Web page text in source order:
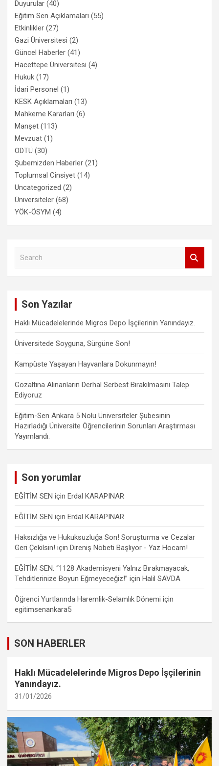
Duyurular (40)
Eğitim Sen Açıklamaları (55)
Etkinlikler (27)
Gazi Üniversitesi (2)
Güncel Haberler (41)
Hacettepe Üniversitesi (4)
Hukuk (17)
İdari Personel (1)
KESK Açıklamaları (13)
Mahkeme Kararları (6)
Manşet (113)
Mevzuat (1)
ODTÜ (30)
Şubemizden Haberler (21)
Toplumsal Cinsiyet (14)
Uncategorized (2)
Üniversiteler (68)
YÖK-ÖSYM (4)
Son Yazılar
Haklı Mücadelelerinde Migros Depo İşçilerinin Yanındayız.
Üniversitede Soyguna, Sürgüne Son!
Kampüste Yaşayan Hayvanlara Dokunmayın!
Gözaltına Alınanların Derhal Serbest Bırakılmasını Talep
Ediyoruz
Eğitim-Sen Ankara 5 Nolu Üniversiteler Şubesinin
Hazırladığı Üniversite Öğrencilerinin Sorunları Araştırması
Yayımlandı.
Son yorumlar
EĞİTİM SEN için Erdal KARAPINAR
EĞİTİM SEN için Erdal KARAPINAR
Haksızlığa ve Hukuksuzluğa Son! Soruşturma ve Cezalar
Geri Çekilsin! için Direniş Nöbeti Başlıyor - Yaz Hocam!
EĞİTİM SEN: “1128 Akademisyeni Yalnız Bırakmayacak,
Tehditlerinize Boyun Eğmeyeceğiz!” için Halil SAVDA
Öğrenci Yurtlarında Haremlik-Selamlık Dönemi için
egitimsenankara5
SON HABERLER
Haklı Mücadelelerinde Migros Depo İşçilerinin
Yanındayız.
31/01/2026